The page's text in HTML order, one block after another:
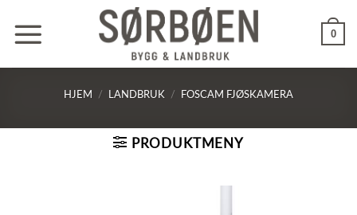
0
HJEM / LANDBRUK / FOSCAM FJØSKAMERA
PRODUKTMENY